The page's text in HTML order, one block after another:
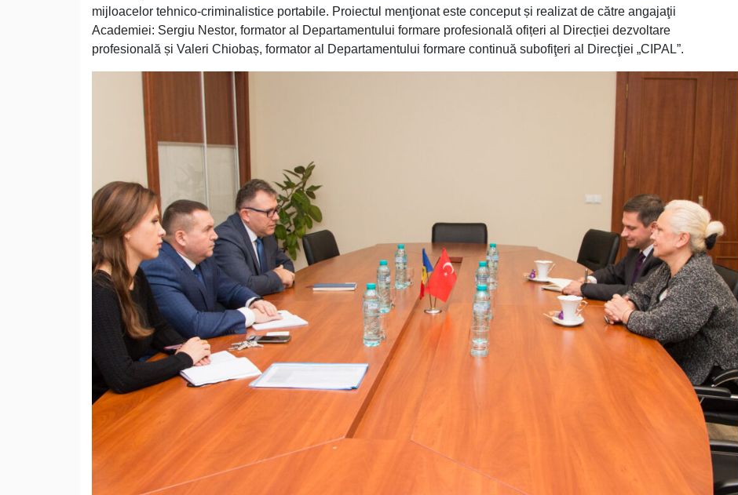
mijloacelor tehnico-criminalistice portabile. Proiectul menţionat este conceput și realizat de către angajaţii
Academiei: Sergiu Nestor, formator al Departamentului formare profesională ofițeri al Direcției dezvoltare
profesională și Valeri Chiobaș, formator al Departamentului formare continuă subofiţeri al Direcţiei „CIPAL”.